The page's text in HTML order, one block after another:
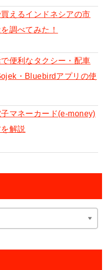
えるインドネシアの市
調べてみた！
便利なタクシー・配車
・Bluebirdアプリの使
マネーカード(e-money)
解説